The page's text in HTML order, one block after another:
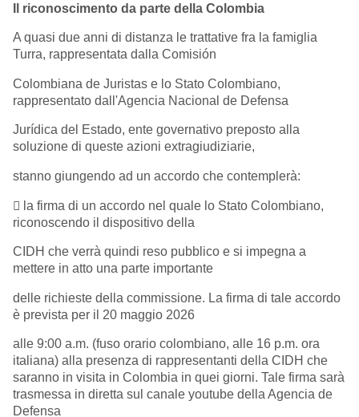
Il riconoscimento da parte della Colombia
A quasi due anni di distanza le trattative fra la famiglia
Turra, rappresentata dalla Comisión
Colombiana de Juristas e lo Stato Colombiano,
rappresentato dall'Agencia Nacional de Defensa
Jurídica del Estado, ente governativo preposto alla
soluzione di queste azioni extragiudiziarie,
stanno giungendo ad un accordo che contemplerà:
 la firma di un accordo nel quale lo Stato Colombiano,
riconoscendo il dispositivo della
CIDH che verrà quindi reso pubblico e si impegna a
mettere in atto una parte importante
delle richieste della commissione. La firma di tale accordo
è prevista per il 20 maggio 2026
alle 9:00 a.m. (fuso orario colombiano, alle 16 p.m. ora
italiana) alla presenza di rappresentanti della CIDH che
saranno in visita in Colombia in quei giorni. Tale firma sarà
trasmessa in diretta sul canale youtube della Agencia de
Defensa